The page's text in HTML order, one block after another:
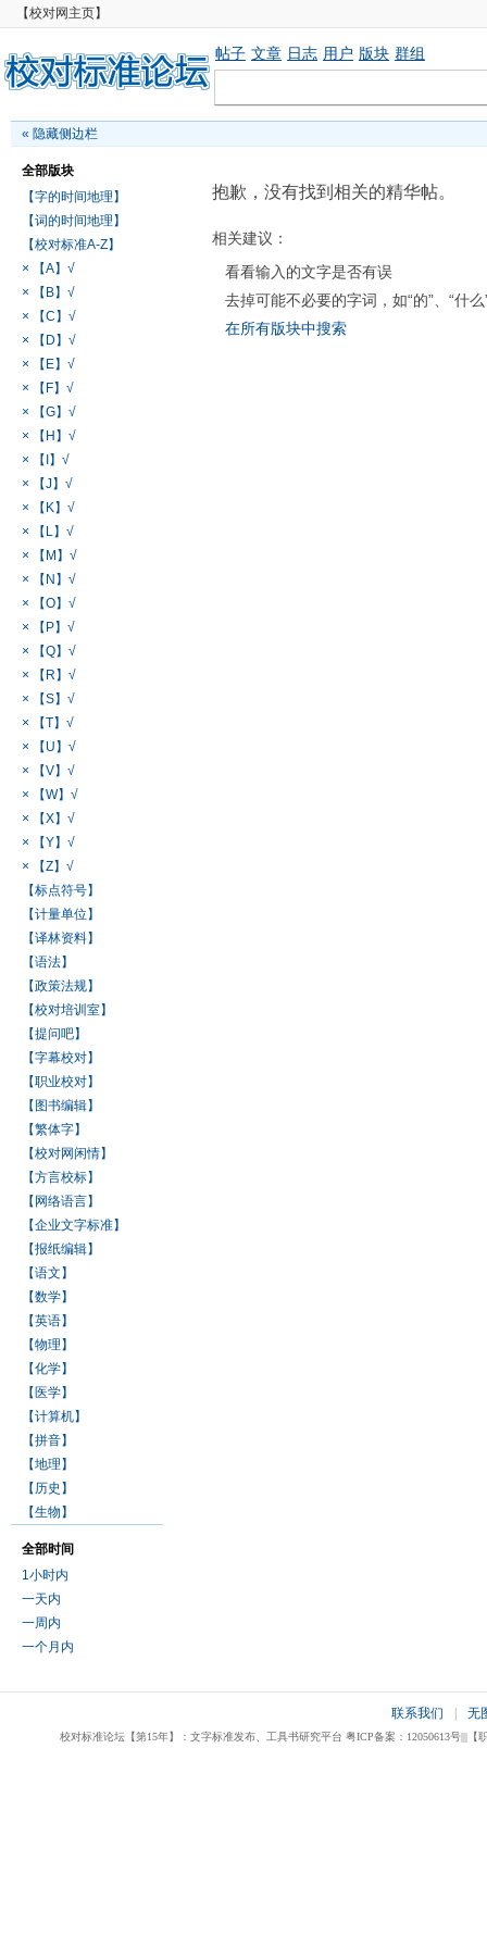
【校对网主页】
帖子 文章 日志 用户 版块 群组
« 隐藏侧边栏
全部版块
【字的时间地理】
【词的时间地理】
【校对标准A-Z】
× 【A】√
× 【B】√
× 【C】√
× 【D】√
× 【E】√
× 【F】√
× 【G】√
× 【H】√
× 【I】√
× 【J】√
× 【K】√
× 【L】√
× 【M】√
× 【N】√
× 【O】√
× 【P】√
× 【Q】√
× 【R】√
× 【S】√
× 【T】√
× 【U】√
× 【V】√
× 【W】√
× 【X】√
× 【Y】√
× 【Z】√
【标点符号】
【计量单位】
【译林资料】
【语法】
【政策法规】
【校对培训室】
【提问吧】
【字幕校对】
【职业校对】
【图书编辑】
【繁体字】
【校对网闲情】
【方言校标】
【网络语言】
【企业文字标准】
【报纸编辑】
【语文】
【数学】
【英语】
【物理】
【化学】
【医学】
【计算机】
【拼音】
【地理】
【历史】
【生物】
全部时间
1小时内
一天内
一周内
一个月内
抱歉，没有找到相关的精华帖。
相关建议：
看看输入的文字是否有误
去掉可能不必要的字词，如“的”、“什么
在所有版块中搜索
联系我们 无
校对标准论坛【第15年】：文字标准发布、工具书研究平台 粤ICP备案：12050613号|||【